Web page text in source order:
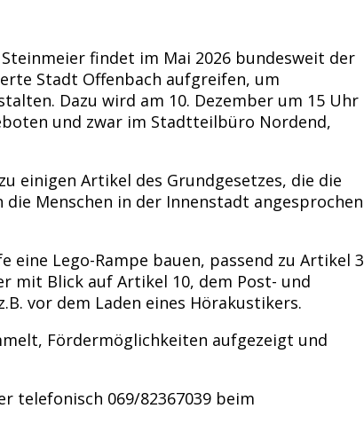
findet im Mai 2026 bundesweit der
Stadt Offenbach aufgreifen, um
Dazu wird am 10. Dezember um 15 Uhr
und zwar im Stadtteilbüro Nordend,
einigen Artikel des Grundgesetzes, die die
Menschen in der Innenstadt angesprochen
Lego-Rampe bauen, passend zu Artikel 3
mit Blick auf Artikel 10, dem Post- und
vor dem Laden eines Hörakustikers.
Fördermöglichkeiten aufgezeigt und
telefonisch 069/82367039 beim